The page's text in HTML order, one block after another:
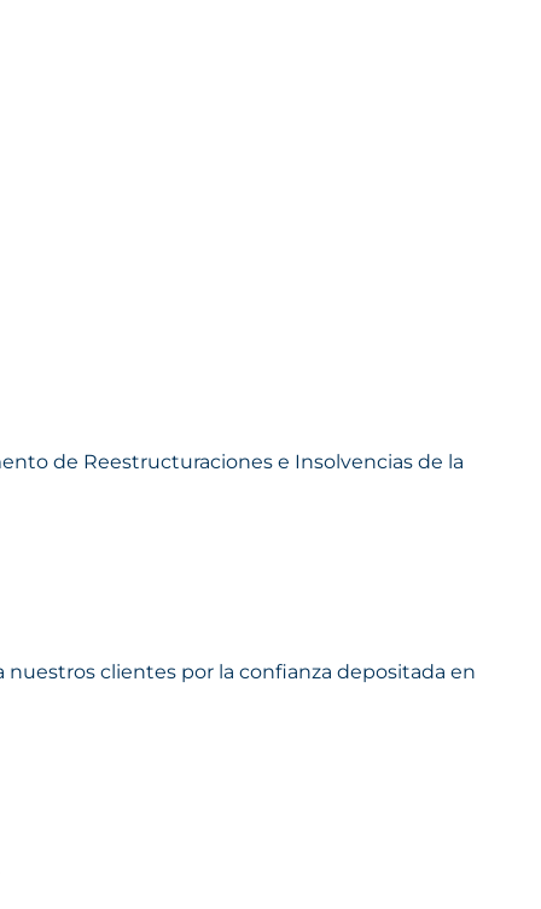
de Reestructuraciones e Insolvencias de la
clientes por la confianza depositada en